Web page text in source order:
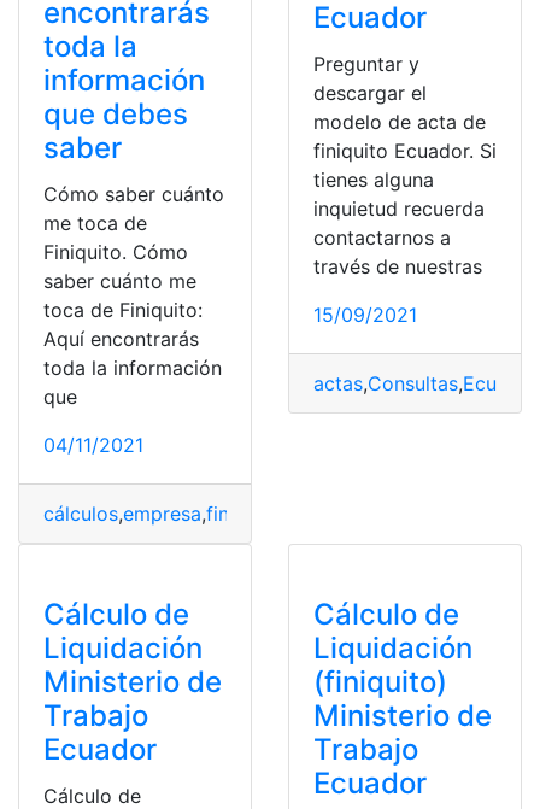
encontrarás
toda la
información
que debes
saber
Cómo saber cuánto
me toca de
Finiquito. Cómo
saber cuánto me
toca de Finiquito:
Aquí encontrarás
toda la información
que
04/11/2021
cálculos,empresa,finiquito
Ecuador
Preguntar y
descargar el
modelo de acta de
finiquito Ecuador. Si
tienes alguna
inquietud recuerda
contactarnos a
través de nuestras
15/09/2021
actas,Consultas,Ecuador
Cálculo de
Liquidación
Ministerio de
Trabajo
Ecuador
Cálculo de
Cálculo de
Liquidación
(finiquito)
Ministerio de
Trabajo
Ecuador